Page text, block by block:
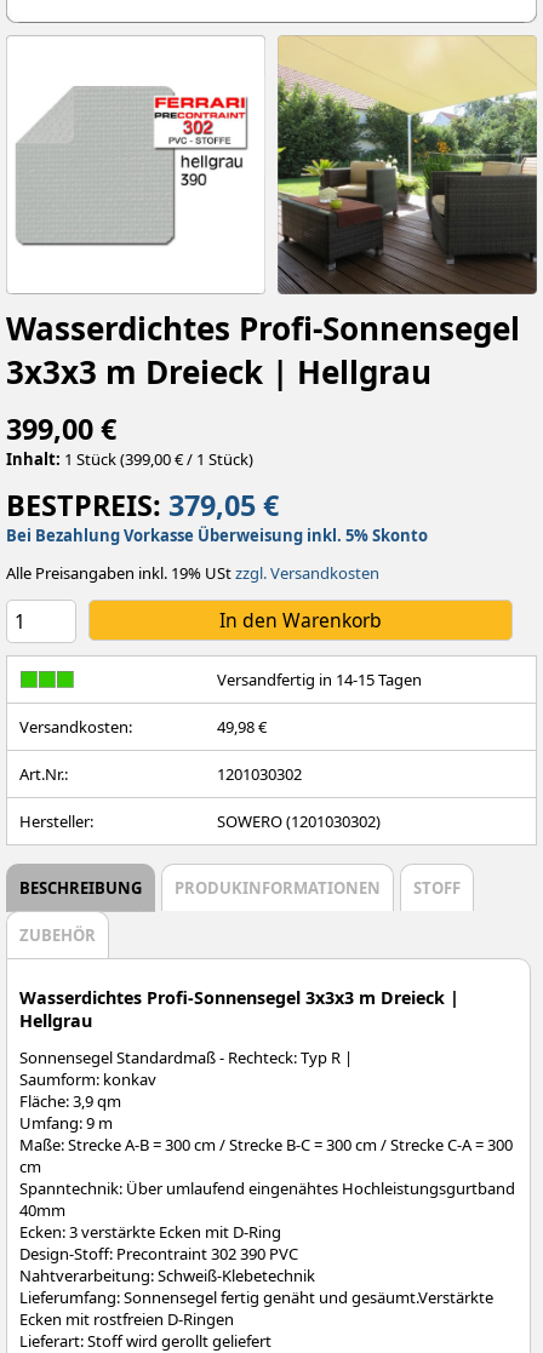
Wasserdichtes Profi-Sonnensegel
3x3x3 m Dreieck | Hellgrau
399,00 €
Inhalt: 1 Stück (399,00 € / 1 Stück)
BESTPREIS: 379,05 €
Bei Bezahlung Vorkasse Überweisung inkl. 5% Skonto
Alle Preisangaben inkl. 19% UStzzgl. Versandkosten
Versandfertig in 14-15 Tagen
Versandkosten: 49,98 €
Art.Nr.: 1201030302
Hersteller: SOWERO (1201030302)
BESCHREIBUNG PRODUKINFORMATIONEN STOFF
ZUBEHÖR
Wasserdichtes Profi-Sonnensegel 3x3x3 m Dreieck |
Hellgrau
Sonnensegel Standardmaß - Rechteck: Typ R |
Saumform: konkav
Fläche: 3,9 qm
Umfang: 9 m
Maße: Strecke A-B = 300 cm / Strecke B-C = 300 cm / Strecke C-A = 300
cm
Spanntechnik: Über umlaufend eingenähtes Hochleistungsgurtband
40mm
Ecken: 3 verstärkte Ecken mit D-Ring
Design-Stoff: Precontraint 302 390 PVC
Nahtverarbeitung: Schweiß-Klebetechnik
Lieferumfang: Sonnensegel fertig genäht und gesäumt.Verstärkte
Ecken mit rostfreien D-Ringen
Lieferart: Stoff wird gerollt geliefert